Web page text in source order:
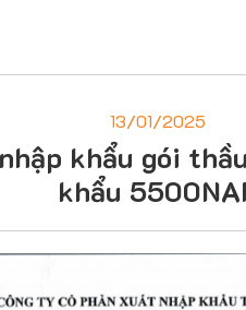
13/01/2025
khẩu gói
khẩu